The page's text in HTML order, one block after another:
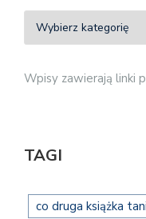
Wpisy zawierają linki
TAGI
co druga książka